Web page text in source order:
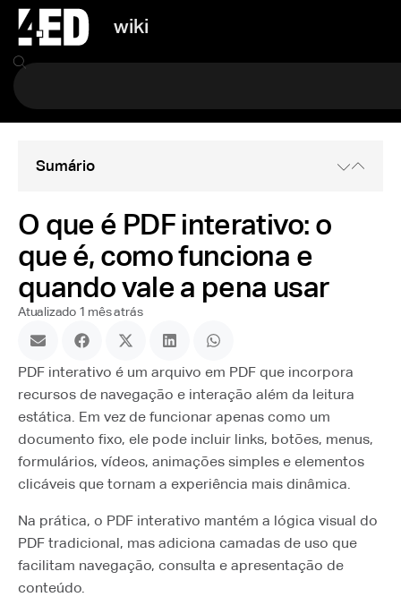
wiki
Sumário
O que é PDF interativo: o
que é, como funciona e
quando vale a pena usar
Atualizado 1 mês atrás
PDF interativo é um arquivo em PDF que incorpora
recursos de navegação e interação além da leitura
estática. Em vez de funcionar apenas como um
documento fixo, ele pode incluir links, botões, menus,
formulários, vídeos, animações simples e elementos
clicáveis que tornam a experiência mais dinâmica.
Na prática, o PDF interativo mantém a lógica visual do
PDF tradicional, mas adiciona camadas de uso que
facilitam navegação, consulta e apresentação de
conteúdo.